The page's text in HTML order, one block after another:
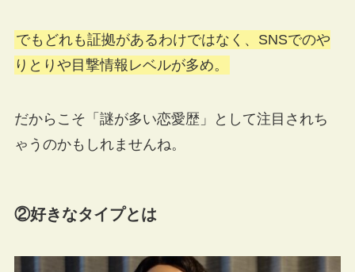
でもどれも証拠があるわけではなく、SNSでのや
りとりや目撃情報レベルが多め。
だからこそ「謎が多い恋愛歴」として注目されち
ゃうのかもしれませんね。
②好きなタイプとは